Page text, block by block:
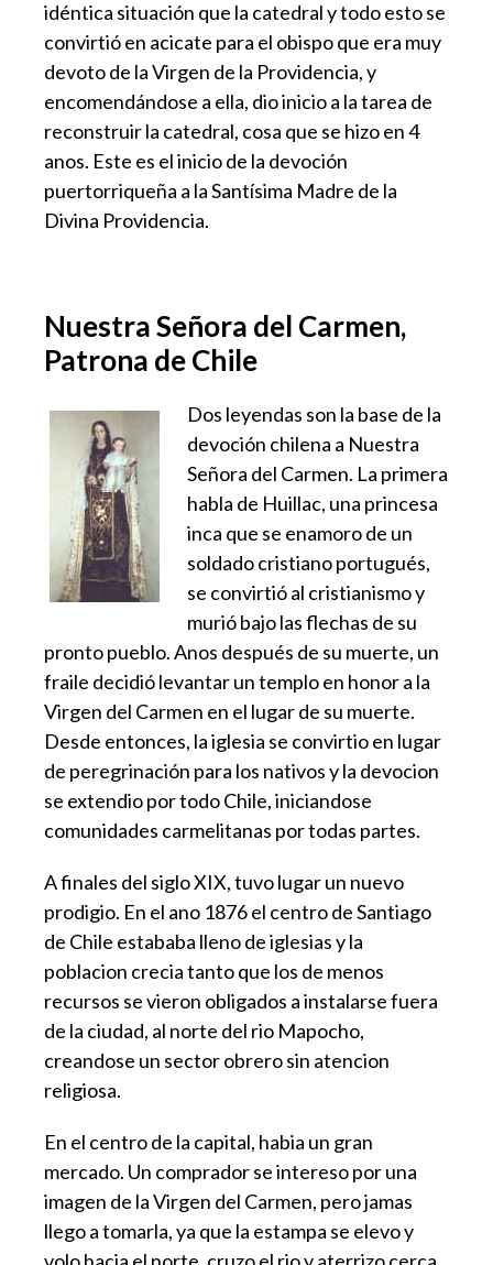
idéntica situación que la catedral y todo esto se
convirtió en acicate para el obispo que era muy
devoto de la Virgen de la Providencia, y
encomendándose a ella, dio inicio a la tarea de
reconstruir la catedral, cosa que se hizo en 4
anos. Este es el inicio de la devoción
puertorriqueña a la Santísima Madre de la
Divina Providencia.
Nuestra Señora del Carmen,
Patrona de Chile
Dos leyendas son la base de la
devoción chilena a Nuestra
Señora del Carmen. La primera
habla de Huillac, una princesa
inca que se enamoro de un
soldado cristiano portugués,
se convirtió al cristianismo y
murió bajo las flechas de su
pronto pueblo. Anos después de su muerte, un
fraile decidió levantar un templo en honor a la
Virgen del Carmen en el lugar de su muerte.
Desde entonces, la iglesia se convirtio en lugar
de peregrinación para los nativos y la devocion
se extendio por todo Chile, iniciandose
comunidades carmelitanas por todas partes.
A finales del siglo XIX, tuvo lugar un nuevo
prodigio. En el ano 1876 el centro de Santiago
de Chile estababa lleno de iglesias y la
poblacion crecia tanto que los de menos
recursos se vieron obligados a instalarse fuera
de la ciudad, al norte del rio Mapocho,
creandose un sector obrero sin atencion
religiosa.
En el centro de la capital, habia un gran
mercado. Un comprador se intereso por una
imagen de la Virgen del Carmen, pero jamas
llego a tomarla, ya que la estampa se elevo y